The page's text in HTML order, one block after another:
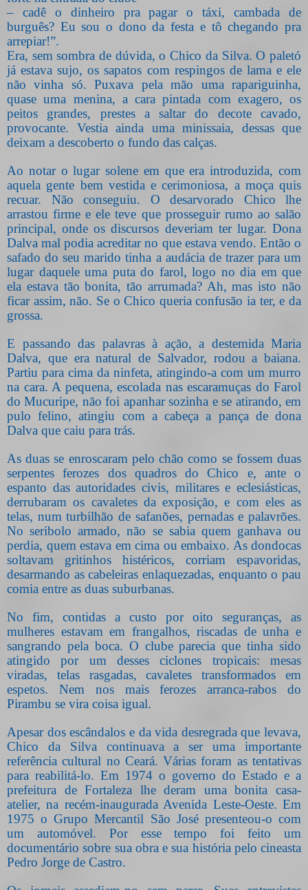
– cadê o dinheiro pra pagar o táxi, cambada de
burguês? Eu sou o dono da festa e tô chegando pra
arrepiar!”.
Era, sem sombra de dúvida, o Chico da Silva. O paletó
já estava sujo, os sapatos com respingos de lama e ele
não vinha só. Puxava pela mão uma rapariguinha,
quase uma menina, a cara pintada com exagero, os
peitos grandes, prestes a saltar do decote cavado,
provocante. Vestia ainda uma minissaia, dessas que
deixam a descoberto o fundo das calças.
Ao notar o lugar solene em que era introduzida, com
aquela gente bem vestida e cerimoniosa, a moça quis
recuar. Não conseguiu. O desarvorado Chico lhe
arrastou firme e ele teve que prosseguir rumo ao salão
principal, onde os discursos deveriam ter lugar. Dona
Dalva mal podia acreditar no que estava vendo. Então o
safado do seu marido tinha a audácia de trazer para um
lugar daquele uma puta do farol, logo no dia em que
ela estava tão bonita, tão arrumada? Ah, mas isto não
ficar assim, não. Se o Chico queria confusão ia ter, e da
grossa.
E passando das palavras à ação, a destemida Maria
Dalva, que era natural de Salvador, rodou a baiana.
Partiu para cima da ninfeta, atingindo-a com um murro
na cara. A pequena, escolada nas escaramuças do Farol
do Mucuripe, não foi apanhar sozinha e se atirando, em
pulo felino, atingiu com a cabeça a pança de dona
Dalva que caiu para trás.
As duas se enroscaram pelo chão como se fossem duas
serpentes ferozes dos quadros do Chico e, ante o
espanto das autoridades civis, militares e eclesiásticas,
derrubaram os cavaletes da exposição, e com eles as
telas, num turbilhão de safanões, pernadas e palavrões.
No seribolo armado, não se sabia quem ganhava ou
perdia, quem estava em cima ou embaixo. As dondocas
soltavam gritinhos histéricos, corriam espavoridas,
desarmando as cabeleiras enlaquezadas, enquanto o pau
comia entre as duas suburbanas.
No fim, contidas a custo por oito seguranças, as
mulheres estavam em frangalhos, riscadas de unha e
sangrando pela boca. O clube parecia que tinha sido
atingido por um desses ciclones tropicais: mesas
viradas, telas rasgadas, cavaletes transformados em
espetos. Nem nos mais ferozes arranca-rabos do
Pirambu se vira coisa igual.
Apesar dos escândalos e da vida desregrada que levava,
Chico da Silva continuava a ser uma importante
referência cultural no Ceará. Várias foram as tentativas
para reabilitá-lo. Em 1974 o governo do Estado e a
prefeitura de Fortaleza lhe deram uma bonita casa-
atelier, na recém-inaugurada Avenida Leste-Oeste. Em
1975 o Grupo Mercantil São José presenteou-o com
um automóvel. Por esse tempo foi feito um
documentário sobre sua obra e sua história pelo cineasta
Pedro Jorge de Castro.